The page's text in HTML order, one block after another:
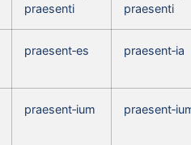
praesenti
praesenti
praesent‑es praesent‑ia
praesent‑ium